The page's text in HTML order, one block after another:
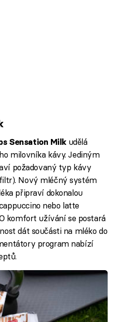
Sensation Milkudělá
milovníka kávy. Jediným
požadovaný typ kávy
Nový mléčný systém
připraví dokonalou
nebo latte
komfort užívání se postará
dát součásti na mléko do
program nabízí